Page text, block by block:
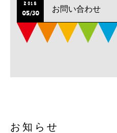
2018
05/30 お問い合わせ
お知らせ